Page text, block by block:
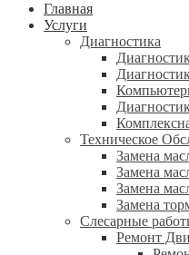
Главная
Услуги
Диагностика
Техническое
Замена
Замена
Замена
Замена
Слесарные
Ремонт